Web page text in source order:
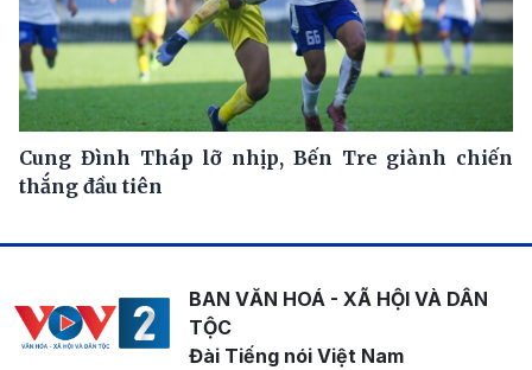
Cung Đình Tháp lỡ nhịp, Bến Tre giành chiến
thắng đầu tiên
BAN VĂN HOÁ - XÃ HỘI VÀ DÂN
TỘC
Đài Tiếng nói Việt Nam